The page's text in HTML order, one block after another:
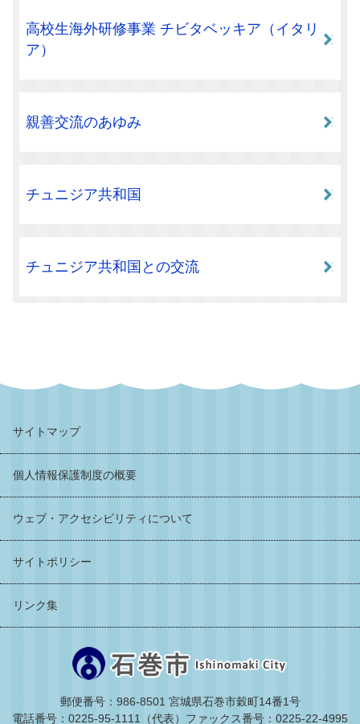
高校生海外研修事業 チビタベッキア（イタリ
ア）
親善交流のあゆみ
チュニジア共和国
チュニジア共和国との交流
サイトマップ
個人情報保護制度の概要
ウェブ・アクセシビリティについて
サイトポリシー
リンク集
郵便番号：986-8501 宮城県石巻市穀町14番1号
電話番号：0225-95-1111（代表） ファックス番号：0225-22-4995